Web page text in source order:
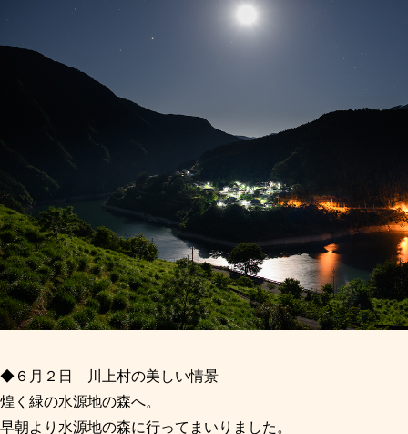
◆６月２日 川上村の美しい情景
煌く緑の水源地の森へ。
早朝より水源地の森に行ってまいりました。